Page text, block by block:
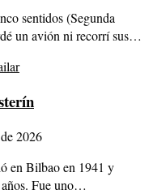
sentidos (Segunda
un avión ni recorrí sus…
2026
en Bilbao en 1941 y
Fue uno…